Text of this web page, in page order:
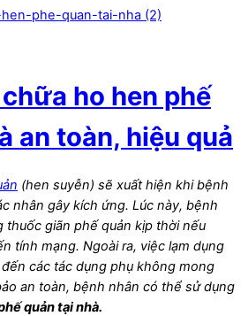
ho hen phế
an toàn, hiệu quả
(hen suyễn) sẽ xuất hiện khi bệnh
nhân gây kích ứng. Lúc này, bệnh
thuốc giãn phế quản kịp thời nếu
tính mạng. Ngoài ra, việc lạm dụng
các tác dụng phụ không mong
an toàn, bệnh nhân có thể sử dụng
quản tại nhà.